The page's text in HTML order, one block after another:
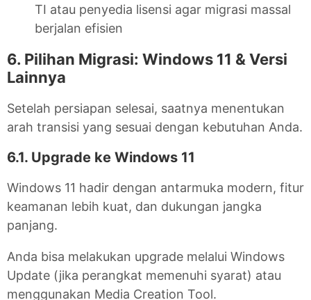
TI atau penyedia lisensi agar migrasi massal
berjalan efisien
6. Pilihan Migrasi: Windows 11 & Versi
Lainnya
Setelah persiapan selesai, saatnya menentukan
arah transisi yang sesuai dengan kebutuhan Anda.
6.1. Upgrade ke Windows 11
Windows 11 hadir dengan antarmuka modern, fitur
keamanan lebih kuat, dan dukungan jangka
panjang.
Anda bisa melakukan upgrade melalui Windows
Update (jika perangkat memenuhi syarat) atau
menggunakan Media Creation Tool.